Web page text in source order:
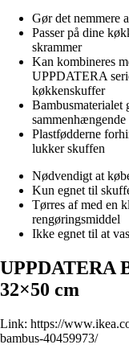
Gør det nemmere
Passer på dine
skrammer
Kan kombineres
UPPDATERA
køkkenskuffer
Bambusmaterialet
Plastfødderne
lukker skuffen
Nødvendigt at
Kun egnet til
Tørres af med en
rengøringsmiddel
Ikke egnet til at
UPPDATERA
32×50 cm
Link: https://
bambus-40459973/